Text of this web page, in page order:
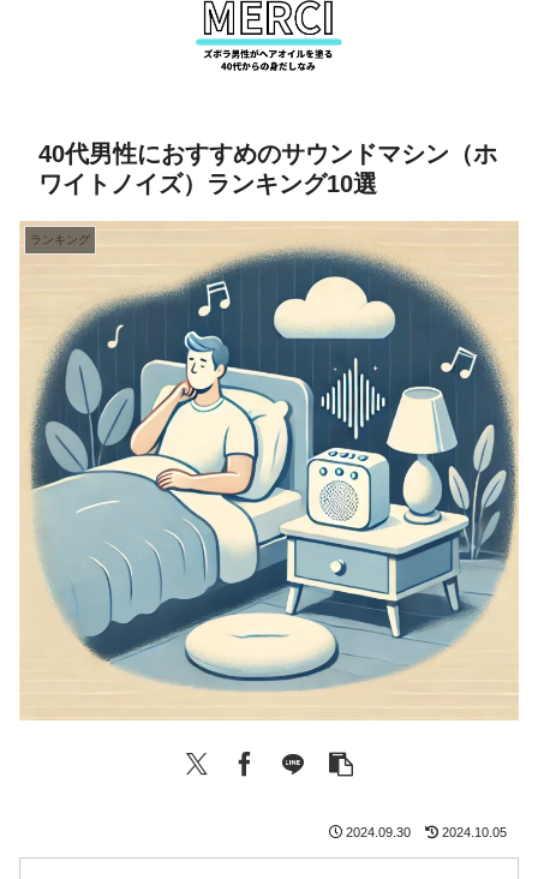
40代男性におすすめのサウンドマシン（ホ
ワイトノイズ）ランキング10選
ランキング
2024.09.30 2024.10.05